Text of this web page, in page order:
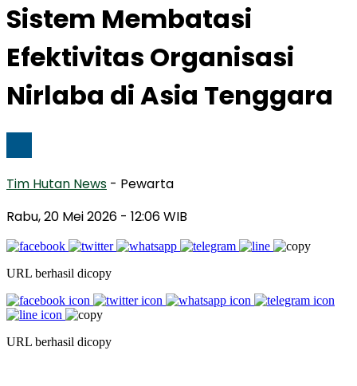
Sistem Membatasi
Efektivitas Organisasi
Nirlaba di Asia Tenggara
Tim Hutan News - Pewarta
Rabu, 20 Mei 2026 - 12:06 WIB
URL berhasil dicopy
URL berhasil dicopy